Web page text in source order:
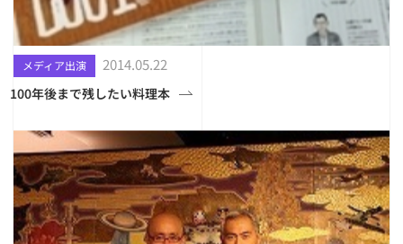
メディア出演 2014.05.22
100年後まで残したい料理本